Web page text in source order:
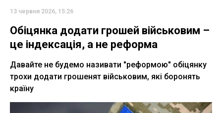
13 червня 2026, 15:26
Обіцянка додати грошей військовим –
це індексація, а не реформа
Давайте не будемо називати "реформою" обіцянку
трохи додати грошенят військовим, які боронять
країну